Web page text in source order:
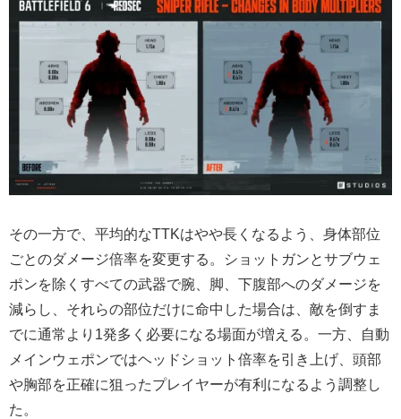
その一方で、平均的なTTKはやや長くなるよう、身体部位
ごとのダメージ倍率を変更する。ショットガンとサブウェ
ポンを除くすべての武器で腕、脚、下腹部へのダメージを
減らし、それらの部位だけに命中した場合は、敵を倒すま
でに通常より1発多く必要になる場面が増える。一方、自動
メインウェポンではヘッドショット倍率を引き上げ、頭部
や胸部を正確に狙ったプレイヤーが有利になるよう調整し
た。